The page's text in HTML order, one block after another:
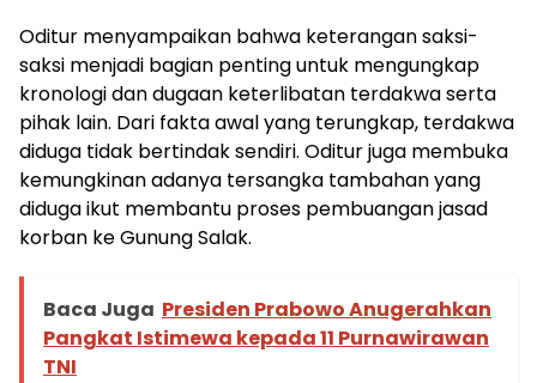
Oditur menyampaikan bahwa keterangan saksi-
saksi menjadi bagian penting untuk mengungkap
kronologi dan dugaan keterlibatan terdakwa serta
pihak lain. Dari fakta awal yang terungkap, terdakwa
diduga tidak bertindak sendiri. Oditur juga membuka
kemungkinan adanya tersangka tambahan yang
diduga ikut membantu proses pembuangan jasad
korban ke Gunung Salak.
Baca Juga Presiden Prabowo Anugerahkan
Pangkat Istimewa kepada 11 Purnawirawan
TNI